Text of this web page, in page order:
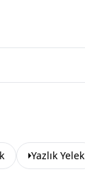
Yazlık Yelek